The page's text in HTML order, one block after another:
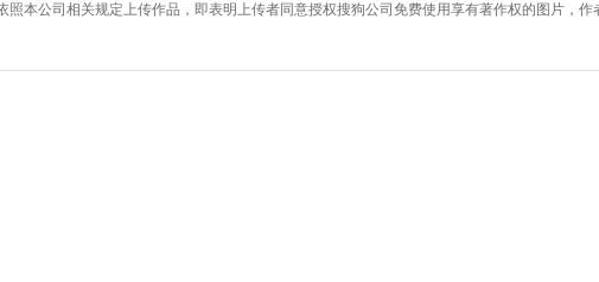
照本公司相关规定上传作品，即表明上传者同意授权搜狗公司免费使用享有著作权的图片，作